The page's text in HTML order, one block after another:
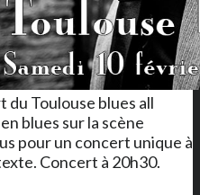
du Toulouse blues all
blues sur la scène
pour un concert unique à
Concert à 20h30.